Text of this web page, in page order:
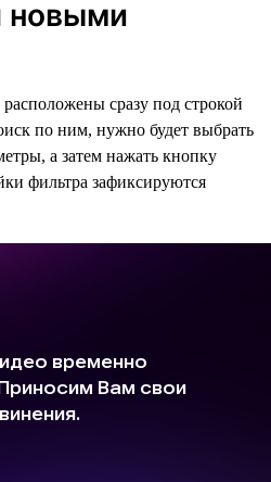
новыми
сразу под строкой
по ним, нужно будет выбрать
а затем нажать кнопку
фильтра зафиксируются